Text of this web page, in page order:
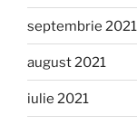
septembrie 2021
august 2021
iulie 2021